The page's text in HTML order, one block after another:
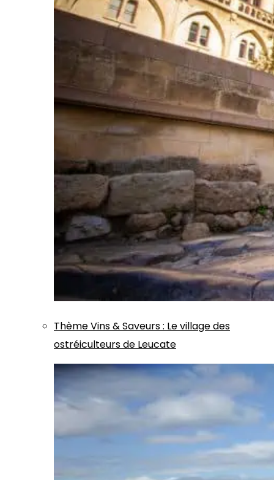
ThèmeVins & Saveurs: Le village des
ostréiculteurs de Leucate